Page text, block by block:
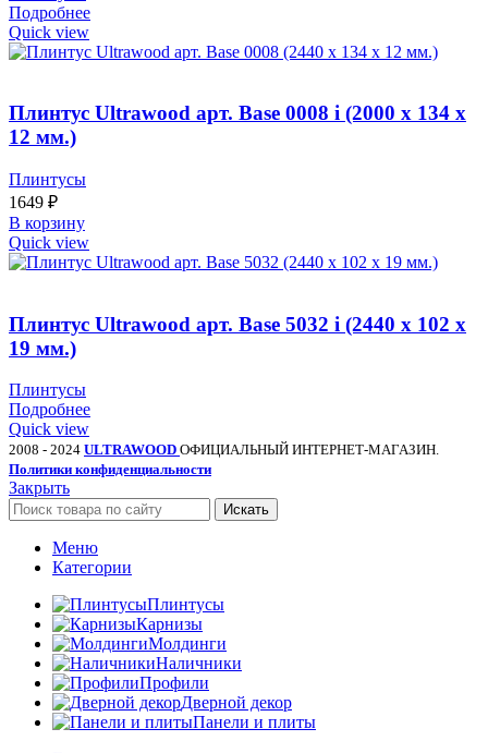
Подробнее
Quick view
Плинтус Ultrawood арт. Base 0008 i (2000 x 134 x
12 мм.)
Плинтусы
1649 ₽
В корзину
Quick view
Плинтус Ultrawood арт. Base 5032 i (2440 x 102 x
19 мм.)
Плинтусы
Подробнее
Quick view
2008 - 2024 ULTRAWOOD ОФИЦИАЛЬНЫЙ ИНТЕРНЕТ-МАГАЗИН.
Политики конфиденциальности
Закрыть
Искать
Меню
Категории
Плинтусы
Карнизы
Молдинги
Наличники
Профили
Дверной декор
Панели и плиты